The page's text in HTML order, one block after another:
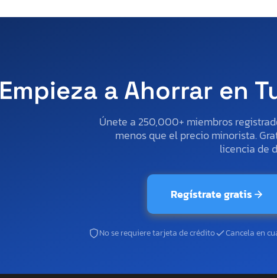
Empieza a Ahorrar en
Únete a 250,000+ miembros
menos que el precio minorista.
licencia de
Regístrate gratis
No se requiere tarjeta de crédito Cancela en